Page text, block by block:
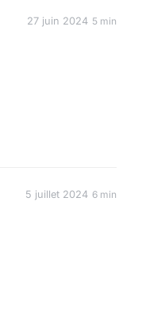
27 juin 2024 5 min
5 juillet 2024 6 min